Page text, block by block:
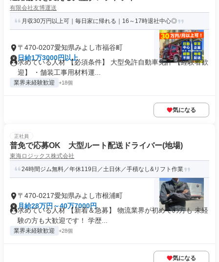
有限会社友博運送
月収30万円以上可｜毎日家に帰れる｜16～17時退社中心◎
〒470-0207愛知県みよし市福谷町
日給1万3000円以上
求めている人材 【必須条件】 大型免許自動車免許 【経験者歓
迎】 ・舗装工事用材料運...
業界未経験歓迎 +18個
気になる
正社員
普免で応募OK 大型ルート配送ドライバー(地場)
東海ロジックス株式会社
24時間ジム無料／年休119日／土日休／手積なし&リフト作業
〒470-0217愛知県みよし市根浦町
月給28万円～40万7000円
求めている人材 【新着＆急募】 物流業界が初めての方も 未経
験の方も大歓迎です！ 学歴...
業界未経験歓迎 +28個
気になる